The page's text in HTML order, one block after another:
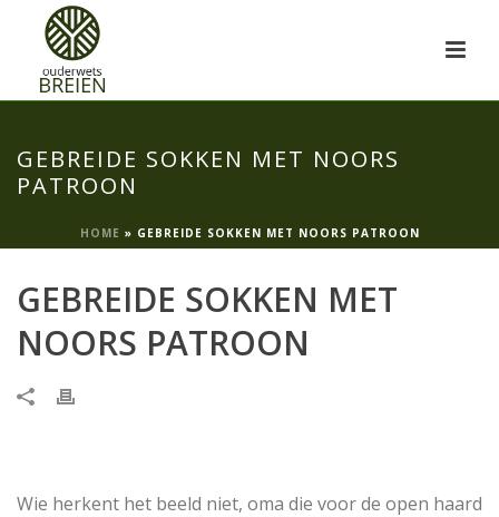
GEBREIDE SOKKEN MET NOORS
PATROON
HOME » GEBREIDE SOKKEN MET NOORS PATROON
GEBREIDE SOKKEN MET
NOORS PATROON
Wie herkent het beeld niet, oma die voor de open haard